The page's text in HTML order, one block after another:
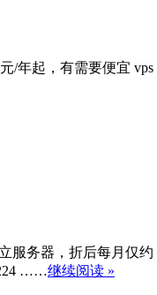
/年起，有需要便宜
务器，折后每月仅
……继续阅读 »